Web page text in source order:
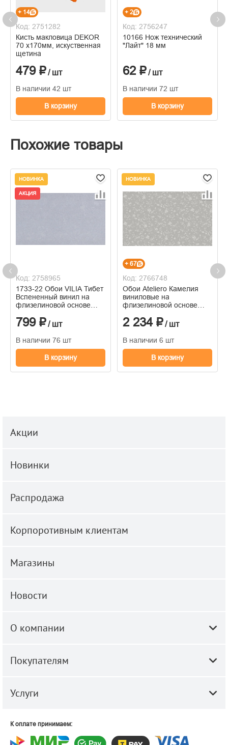
+ 14
Код: 2751282
Кисть макловица DEKOR
70 х170мм, искуственная
щетина
479 ₽/ шт
В наличии 42 шт
В корзину
+ 2
Код: 2756247
10166 Нож технический
"Лайт" 18 мм
62 ₽/ шт
В наличии 72 шт
В корзину
Похожие товары
НОВИНКА
АКЦИЯ
Код: 2758965
1733-22 Обои VILIA Тибет
Вспененный винил на
флизелиновой основе
799 ₽/ шт
В наличии 76 шт
В корзину
НОВИНКА
+ 67
Код: 2766748
Обои Ateliero Камелия
виниловые на
флизелиновой основе
1,06м*10м
2 234 ₽/ шт
В наличии 6 шт
В корзину
Акции
Новинки
Распродажа
Корпоротивным клиентам
Магазины
Новости
О компании
Покупателям
Услуги
К оплате принимаем: